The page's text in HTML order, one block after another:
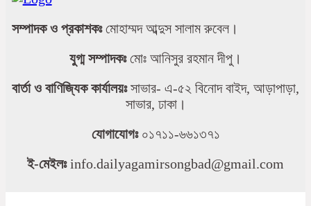
সম্পাদক ও প্রকাশকঃমোহাম্মদ আব্দুস সালাম রুবেল।
যুগ্ম সম্পাদকঃমোঃ আনিসুর রহমান দীপু।
বার্তা ও বাণিজ্যিক কার্যালয়ঃসাভার- এ-৫২ বিনোদ বাইদ, আড়াপাড়া,
সাভার, ঢাকা।
যোগাযোগঃ০১৭১১-৬৬১৩৭১
ই-মেইলঃinfo.dailyagamirsongbad@gmail.com